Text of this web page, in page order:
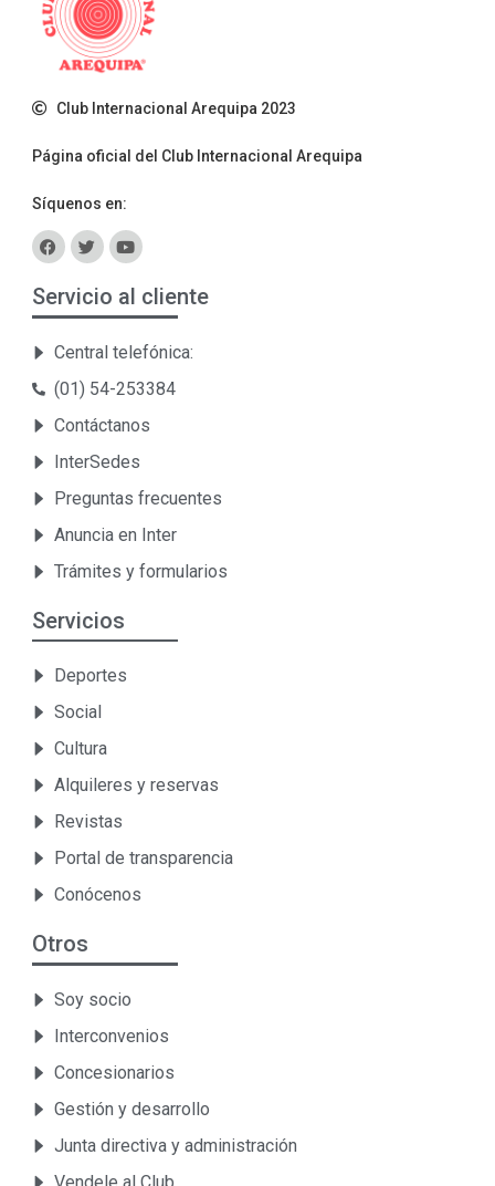
Club Internacional Arequipa 2023
Página oficial del Club Internacional Arequipa
Síquenos en:
Servicio al cliente
Central telefónica:
(01) 54-253384
Contáctanos
InterSedes
Preguntas frecuentes
Anuncia en Inter
Trámites y formularios
Servicios
Deportes
Social
Cultura
Alquileres y reservas
Revistas
Portal de transparencia
Conócenos
Otros
Soy socio
Interconvenios
Concesionarios
Gestión y desarrollo
Junta directiva y administración